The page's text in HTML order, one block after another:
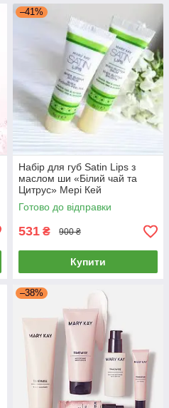
–41%
Набір для губ Satin Lips з
маслом ши «Білий чай та
Цитрус» Мері Кей
Готово до відправки
531 ₴ 900 ₴
Купити
–38%